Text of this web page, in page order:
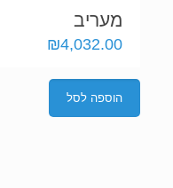
מעריב
₪4,032.00
הוספה לסל